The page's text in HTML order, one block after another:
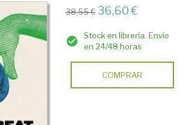
38,55 € 36,60 €
Stock en librería. Envío
en 24/48 horas
COMPRAR